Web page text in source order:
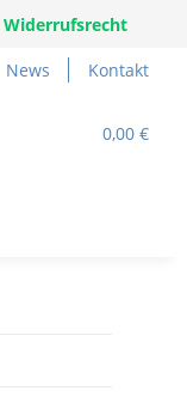
Widerrufsrecht
News Kontakt
0,00 €